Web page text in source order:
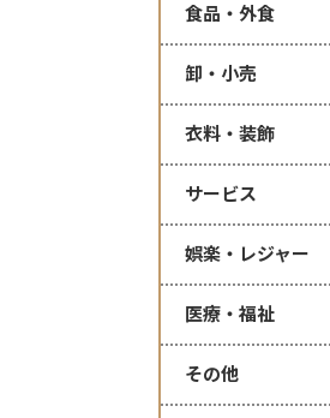
食品・外食
卸・小売
衣料・装飾
サービス
娯楽・レジャー
医療・福祉
その他